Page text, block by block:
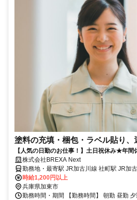
塗料の充填・梱包・ラベル貼り、
【人気の日勤のお仕事！】土日祝休み★年間
株式会社BREXA Next
勤務地・最寄駅 JR加古川線 社町駅 JR加
国自動車道滝野社ICから車で10 ★工場敷
時給1,200円以上
兵庫県加東市
勤務時間・期間 【勤務時間】 朝勤 昼勤